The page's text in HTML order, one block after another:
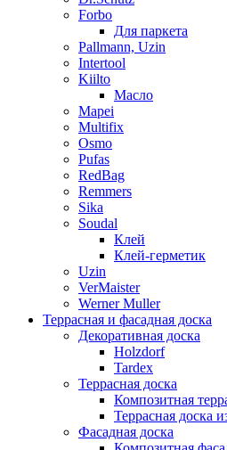
Forbo
Для паркета
Pallmann, Uzin
Intertool
Kiilto
Масло
Mapei
Multifix
Osmo
Pufas
RedBag
Remmers
Sika
Soudal
Клей
Клей-герметик
Uzin
VerMaister
Werner Muller
Террасная и фасадная доска
Декоративная доска
Holzdorf
Tardex
Террасная доска
Композитная
Террасная доска
Фасадная доска